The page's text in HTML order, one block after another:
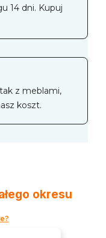
14 dni. Kupuj
z meblami,
koszt.
okresu